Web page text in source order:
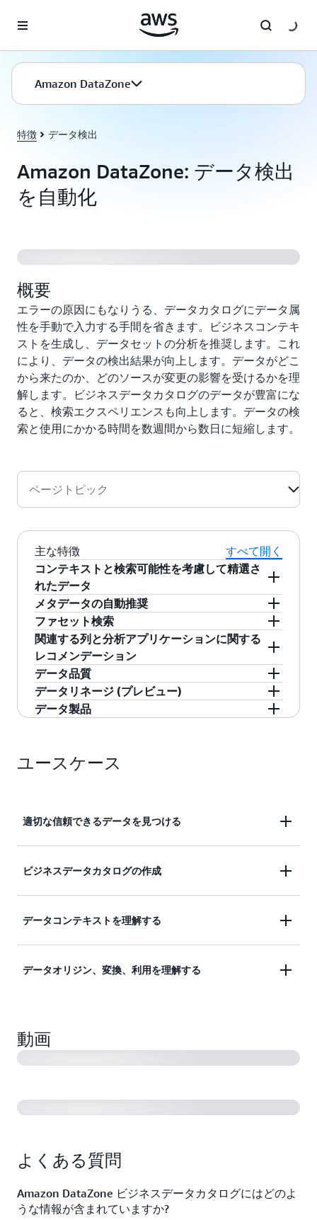
Amazon DataZone
特徴 データ検出
Amazon DataZone: データ検出
を自動化
概要
エラーの原因にもなりうる、データカタログにデータ属
性を手動で入力する手間を省きます。ビジネスコンテキ
ストを生成し、データセットの分析を推奨します。これ
により、データの検出結果が向上します。データがどこ
から来たのか、どのソースが変更の影響を受けるかを理
解します。ビジネスデータカタログのデータが豊富にな
ると、検索エクスペリエンスも向上します。データの検
索と使用にかかる時間を数週間から数日に短縮します。
Amazon DataZone カタログ
ページトピック
主な特徴
すべて開く
コンテキストと検索可能性を考慮して精選さ
れたデータ
Amazon DataZone ビジネスデータカタログは、
技術メタデータをアセットとして公開できる統
合組織レジストリとして機能し、充実したビジ
ネスコンテキストを追加できます。すべてのユ
ーザーが迅速かつ容易にデータを見つけ、理解
し、信頼できるように、ビジネスコンテキスト
とともにデータを表示することができます。
メタデータの自動推奨
データへのビジネスの説明や名称の追加を自動
化することで、コンテキストを把握しやすくな
り、わかりにくい技術名を扱う必要がなくなり
ます。この自動化は、精度と一貫性を高めるた
めに大規模言語モデル (LLM) によって強化され
ています。
ファセット検索
ファセット検索はビジネスデータカタログに加
えて機能するため、データコンシューマーやプ
ロデューサーは、テーブル名や列名などの使い
慣れた構造情報やビジネス用語を使用してデー
タアセットを見つけることができます。
関連する列と分析アプリケーションに関する
レコメンデーション
データセットごとに、最も価値のある列と分析
で使用される可能性の高い列のリストを生成し
ます。
データ品質
Amazon DataZone のデータ品質に関する統計情
報を使用すると、データの利用者は AWS Glue
きます。データの利用者は、意思決定に使用す
るデータソースを信頼して、アセットを検索す
使用して、サードパーティーのシステムからの
データ品質に関する統計情報を、コンソール外
ータプロデューサーは、スケジュールに基づい
て AWS Glue Data Quality の結果を取り込み、デ
るようにします。
データリネージ (プレビュー)
時間の経過に合わせてデータの動きを把握でき
利用されているのかをデータ利用者が理解でき
トラブルシューティングと開発、データガバナ
ンスの慣行のアサーションに費やす時間を短縮
データ製品
にグループ化することで、カタログ作成を効率
コレクションをキュレートし、ビジネスコンテ
キストを追加して、データ製品ユニットとして
マーが特定のユースケースに必要なすべてのデ
ータアセットを見つけるプロセスが簡素化され
ます。消費者は、単一の承認ワークフローを通
じて、データ製品内のすべてのアセットをサブ
スクライブできます。データプロデューサー
は、アセットコレクションの編集、非公開化、
ポートも提供し、統合とオートメーションを容
易にします。
ユースケース
適切な信頼できるデータを見つける
とで、インサイトを得るまでの時間を短縮できま
す。一貫性、正確性、完全性、適時性、追跡可能性
にのみ、データは信頼に足るものとなります。所有
権が分散されることで、各部門または分析チームが
アセットの正確性を維持できるため、データ利用者
は自分が正しいデータを使用していることを確認で
ビジネスデータカタログの作成
術的なメタデータを取り込んでビジネスコンテキス
トを充実させることで、ビジネスデータカタログを
コンテキストを充実させることができます。メタデ
データコンテキストを理解する
を理解する必要があります。Amazon DataZone
の情報を共有して、データコンシューマーがデータ
データの利用者が理解するのに役立ちます。
データオリジン、変換、利用を理解する
ナンスに関するプラクティスのアサーションに費や
析)。また、データプロデューサーは、データアセ
ーのソースを特定することで、データの問題をトラ
ブルシューティングすることもできます。Amazon
動画AWS re:Invent 2023 — ビジネスコンテキストでデータ
よくある質問
Amazon DataZone ビジネスデータカタログにはどのよ
うな情報が含まれていますか?